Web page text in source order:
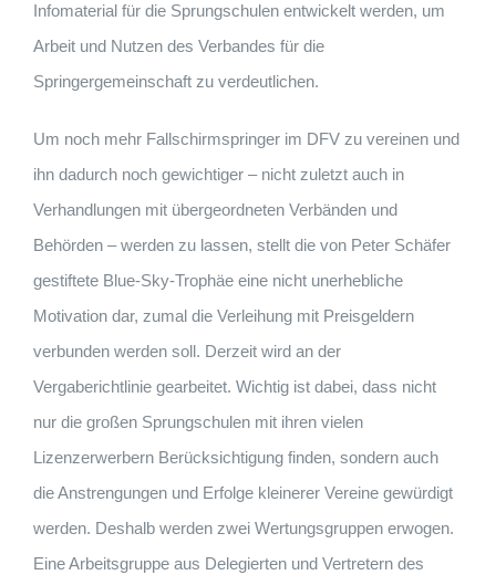
Infomaterial für die Sprungschulen entwickelt werden, um
Arbeit und Nutzen des Verbandes für die
Springergemeinschaft zu verdeutlichen.
Um noch mehr Fallschirmspringer im DFV zu vereinen und
ihn dadurch noch gewichtiger – nicht zuletzt auch in
Verhandlungen mit übergeordneten Verbänden und
Behörden – werden zu lassen, stellt die von Peter Schäfer
gestiftete Blue-Sky-Trophäe eine nicht unerhebliche
Motivation dar, zumal die Verleihung mit Preisgeldern
verbunden werden soll. Derzeit wird an der
Vergaberichtlinie gearbeitet. Wichtig ist dabei, dass nicht
nur die großen Sprungschulen mit ihren vielen
Lizenzerwerbern Berücksichtigung finden, sondern auch
die Anstrengungen und Erfolge kleinerer Vereine gewürdigt
werden. Deshalb werden zwei Wertungsgruppen erwogen.
Eine Arbeitsgruppe aus Delegierten und Vertretern des